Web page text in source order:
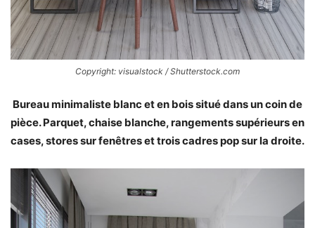
Copyright: visualstock / Shutterstock.com
Bureau minimaliste blanc et en bois situé dans un coin de
pièce. Parquet, chaise blanche, rangements supérieurs en
cases, stores sur fenêtres et trois cadres pop sur la droite.